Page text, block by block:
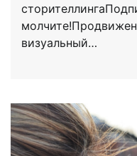
визуальный…